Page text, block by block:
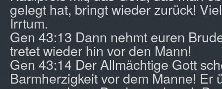
gelegt hat, bringt wieder zurück!
Irrtum.
Gen 43:13 Dann nehmt euren
tretet wieder hin vor den Mann!
Gen 43:14 Der Allmächtige Gott
Barmherzigkeit vor dem Manne! Er